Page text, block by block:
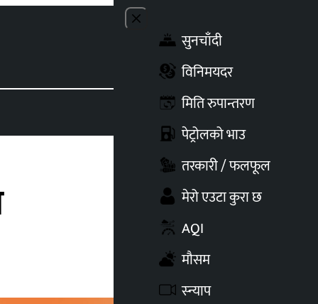
Close menu
सुनचाँदी
विनिमयदर
मिति रुपान्तरण
पेट्रोलको भाउ
तरकारी / फलफूल
मेरो एउटा कुरा छ
AQI
मौसम
स्न्याप